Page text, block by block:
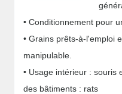
• Conditionnement pour
• Grains prêts-à-l'emploi
manipulable.
• Usage intérieur : souris
des bâtiments : rats